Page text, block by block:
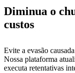
Diminua o
custos
Evite a evasão
Nossa plataforma
executa retentativas